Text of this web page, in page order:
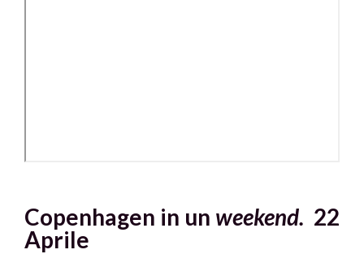
Copenhagen in un weekend. 22
Aprile